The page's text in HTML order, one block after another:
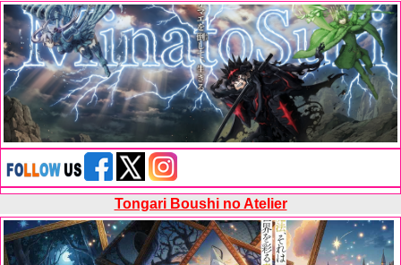
Tongari Boushi no Atelier